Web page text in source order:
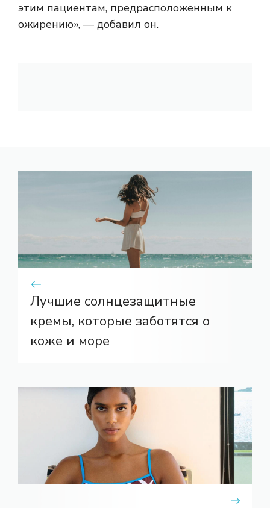
этим пациентам, предрасположенным к
ожирению», — добавил он.
Лучшие солнцезащитные
кремы, которые заботятся о
коже и море